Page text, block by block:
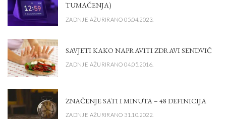
TUMAČENJA)
ZADNJE AŽURIRANO 05.04.2023.
SAVJETI KAKO NAPRAVITI ZDRAVI SENDVIČ
ZADNJE AŽURIRANO 04.05.2016.
ZNAČENJE SATI I MINUTA – 48 DEFINICIJA
ZADNJE AŽURIRANO 31.10.2022.